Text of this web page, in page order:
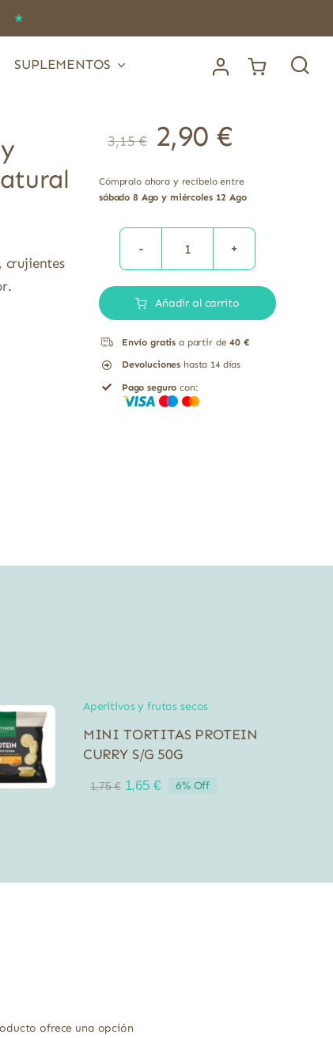
★
SUPLEMENTOS
crujientes
3,15€ 2,90 €
Cómpralo ahora y recíbelo entre
sábado 8 Ago y miércoles 12 Ago
Chips
vegetales
y
Remolacha
ecológicos
Añadir al carrito
Envío gratis a partir de40 €
Devoluciones hasta 14 días
Pago seguro con:
Aperitivos y frutos secos
MINI TORTITAS PROTEIN
CURRY S/G 50G
1,75€ El
1,65 €El
6% Off
ofrece una opción